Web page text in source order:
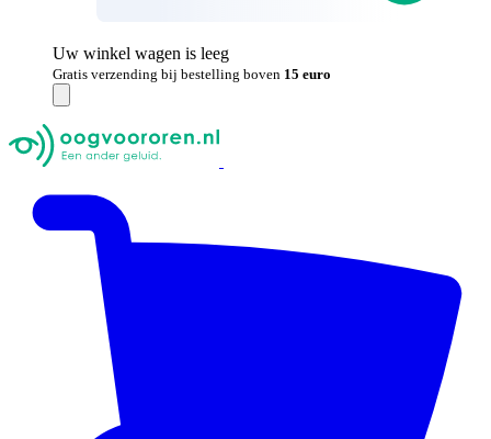
Uw winkel wagen is leeg
Gratis verzending bij bestelling boven 15 euro